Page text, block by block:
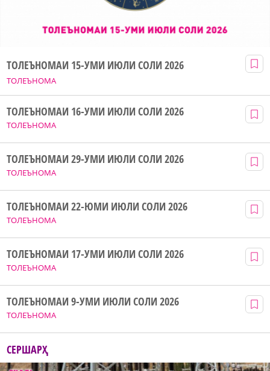
ТОЛЕЪНОМА
ТОЛЕЪНОМАИ 15-УМИ ИЮЛИ СОЛИ 2026
ТОЛЕЪНОМА
ТОЛЕЪНОМАИ 16-УМИ ИЮЛИ СОЛИ 2026
ТОЛЕЪНОМА
ТОЛЕЪНОМАИ 29-УМИ ИЮЛИ СОЛИ 2026
ТОЛЕЪНОМА
ТОЛЕЪНОМАИ 22-ЮМИ ИЮЛИ СОЛИ 2026
ТОЛЕЪНОМА
ТОЛЕЪНОМАИ 17-УМИ ИЮЛИ СОЛИ 2026
ТОЛЕЪНОМА
ТОЛЕЪНОМАИ 9-УМИ ИЮЛИ СОЛИ 2026
СЕРШАРҲ